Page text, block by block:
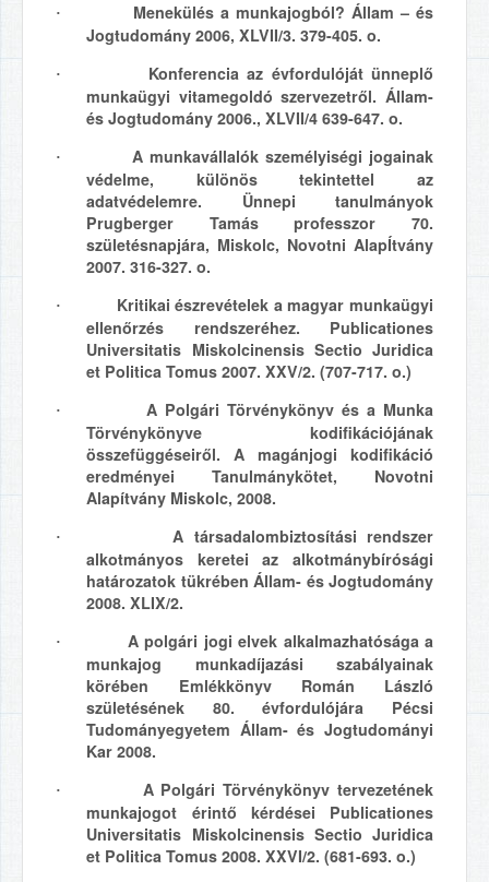
·
Menekülés a munkajogból? Állam – és
Jogtudomány 2006, XLVII/3. 379-405. o.
·
Konferencia az évfordulóját ünneplő
munkaügyi vitamegoldó szervezetről. Állam-
és Jogtudomány 2006., XLVII/4 639-647. o.
·
A munkavállalók személyiségi jogainak
védelme, különös tekintettel az
adatvédelemre. Ünnepi tanulmányok
Prugberger Tamás professzor 70.
születésnapjára, Miskolc, Novotni AlapÍtvány
2007. 316-327. o.
·
Kritikai észrevételek a magyar munkaügyi
ellenőrzés rendszeréhez. Publicationes
Universitatis Miskolcinensis Sectio Juridica
et Politica Tomus 2007. XXV/2. (707-717. o.)
·
A Polgári Törvénykönyv és a Munka
Törvénykönyve kodifikációjának
összefüggéseiről. A magánjogi kodifikáció
eredményei Tanulmánykötet, Novotni
Alapítvány Miskolc, 2008.
·
A társadalombiztosítási rendszer
alkotmányos keretei az alkotmánybírósági
határozatok tükrében Állam- és Jogtudomány
2008. XLIX/2.
·
A polgári jogi elvek alkalmazhatósága a
munkajog munkadíjazási szabályainak
körében Emlékkönyv Román László
születésének 80. évfordulójára Pécsi
Tudományegyetem Állam- és Jogtudományi
Kar 2008.
·
A Polgári Törvénykönyv tervezetének
munkajogot érintő kérdései Publicationes
Universitatis Miskolcinensis Sectio Juridica
et Politica Tomus 2008. XXVI/2. (681-693. o.)